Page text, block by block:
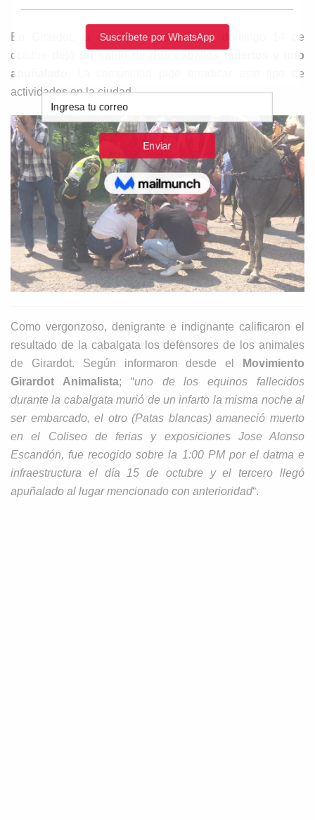
En Girardot, la cabalgata realizada el domingo 14 de
octubre
dejó un saldo de dos caballos muertos y uno
apuñalado
. La comunidad pide erradicar este tipo de
actividades en la ciudad.
Como vergonzoso, denigrante e indignante calificaron el
resultado de la cabalgata los defensores de los animales
de Girardot. Según informaron desde el Movimiento
Girardot Animalista; “uno de los equinos fallecidos
durante la cabalgata murió de un infarto la misma noche al
ser embarcado, el otro (Patas blancas) amaneció muerto
en el Coliseo de ferias y exposiciones Jose Alonso
Escandón, fue recogido sobre la 1:00 PM por el datma e
infraestructura el día 15 de octubre y el tercero llegó
apuñalado al lugar mencionado con anterioridad“.